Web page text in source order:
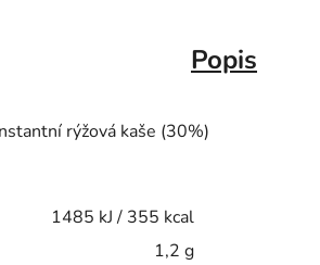
Popis
rýžová kaše (30%)
1485 kJ / 355 kcal
1,2 g